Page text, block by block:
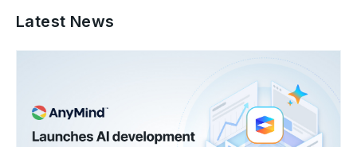
Latest News